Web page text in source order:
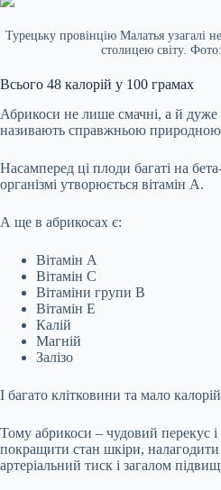
Турецьку провінцію Малатья узагалі
столицею світу.
Всього 48 калорій у 100 грамах
Абрикоси не лише смачні, а й дуже
називають справжньою природною
Насамперед ці плоди багаті на
організмі утворюється вітамін А.
А ще в абрикосах є:
Вітамін А
Вітамін С
Вітаміни групи В
Вітамін Е
Калій
Магній
Залізо
І багато клітковини та мало
Тому абрикоси – чудовий перекус і
покращити стан шкіри,
артеріальний тиск і загалом